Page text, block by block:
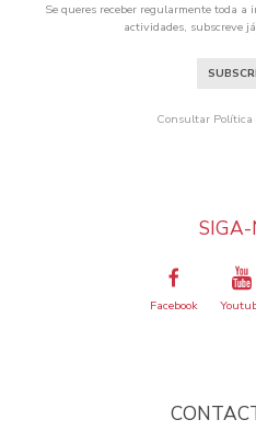
Se queres receber regularmente toda a
actividades, subscreve
Consultar Política
SIGA-
Facebook